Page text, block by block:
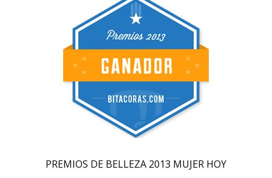
PREMIOS DE BELLEZA 2013 MUJER HOY